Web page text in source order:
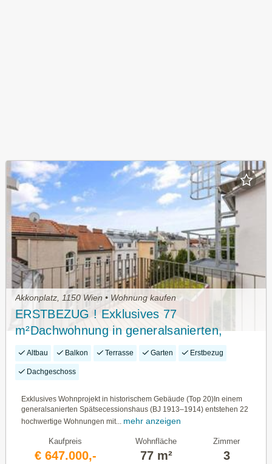
Akkonplatz, 1150 Wien • Wohnung kaufen
ERSTBEZUG ! Exklusives 77
m²Dachwohnung in generalsanierten,
historischem Gebäude (Top 20)
Altbau Balkon Terrasse Garten Erstbezug
Dachgeschoss
Exklusives Wohnprojekt in historischem Gebäude (Top 20)In einem
generalsanierten Spätsecessionshaus (BJ 1913–1914) entstehen 22
hochwertige Wohnungen mit... mehr anzeigen
Kaufpreis
€ 647.000,-
Wohnfläche
77 m²
Zimmer
3